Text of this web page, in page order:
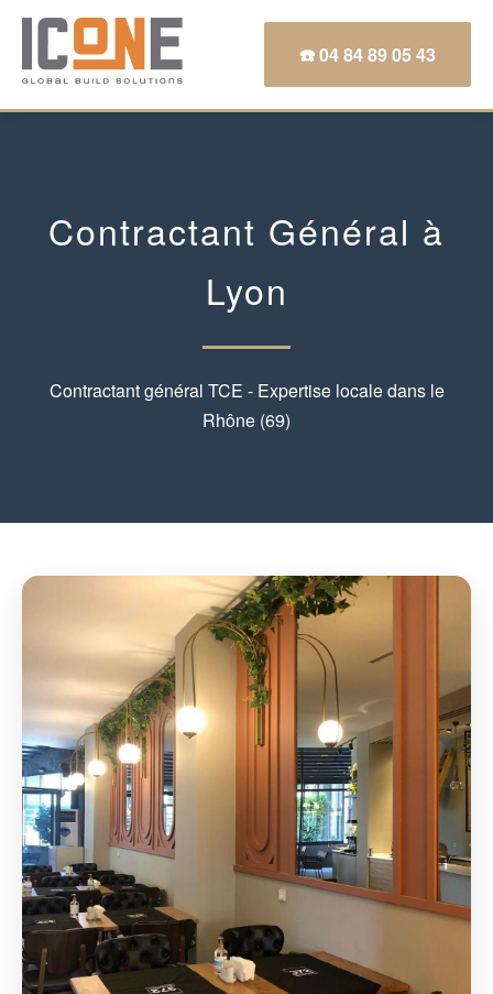
☎️ 04 84 89 05 43
Contractant Général à
Lyon
Contractant général TCE - Expertise locale dans le
Rhône (69)